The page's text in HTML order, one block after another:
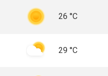
26 °C
29 °C